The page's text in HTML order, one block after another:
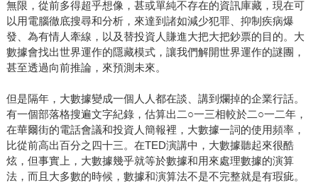
無限，從前多得超乎想像，甚或單純不存在的資訊庫藏，現在可
以用電腦徹底搜尋和分析，來達到諸如減少犯罪、抑制疾病爆
發、為有情人牽線，以及替投資人賺進大把大把鈔票的目的。大
數據會找出世界運作的隱藏模式，讓我們解開世界運作的謎團，
甚至透過向前推論，來預測未來。
但是隔年，大數據變成一個人人都在談、講到爛掉的企業行話。
有一個部落格搜遍文字紀錄，估算出二○一三相較於二○一二年，
在華爾街的電話會議和投資人簡報裡，大數據一詞的使用頻率，
比從前高出百分之四十三。在TED演講中，大數據聽起來很酷
炫，但事實上，大數據幾乎就等於數據和用來處理數據的演算
法，而且大多數的時候，數據和演算法不是不完整就是有瑕疵。